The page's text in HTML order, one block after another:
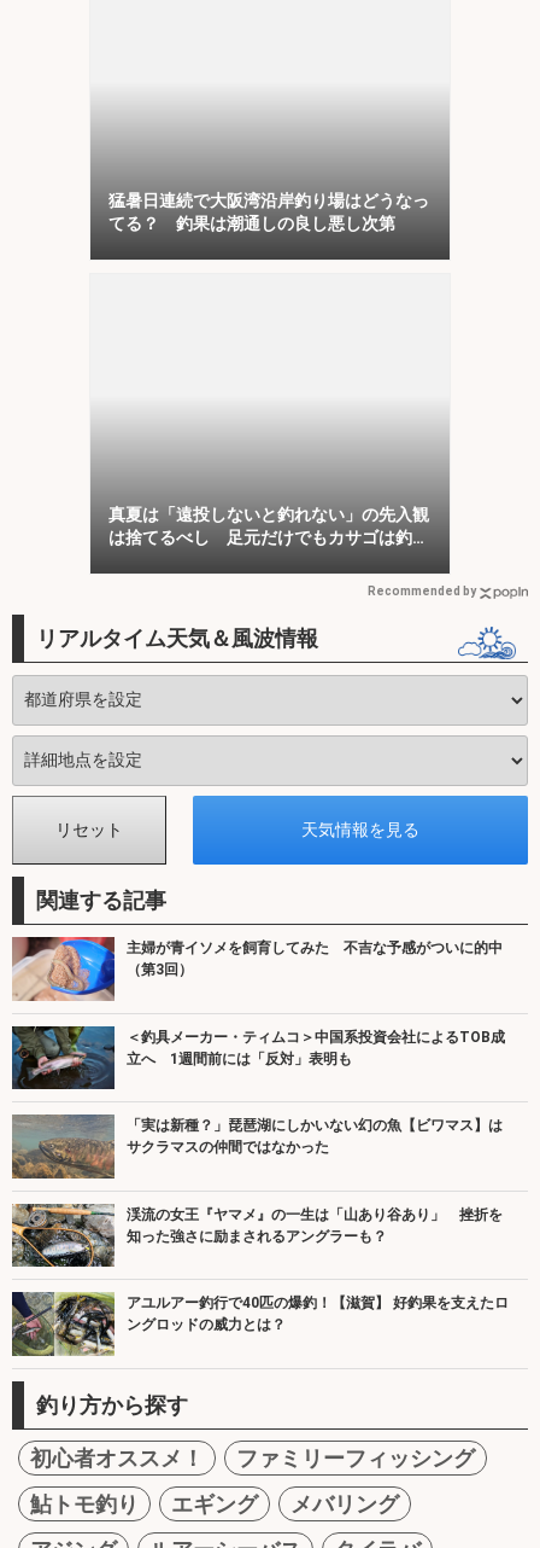
猛暑日連続で大阪湾沿岸釣り場はどうなっ
てる？ 釣果は潮通しの良し悪し次第
真夏は「遠投しないと釣れない」の先入観
は捨てるべし 足元だけでもカサゴは釣れ
Recommended by
リアルタイム天気＆風波情報
関連する記事
主婦が青イソメを飼育してみた 不吉な予感がついに的中
（第3回）
＜釣具メーカー・ティムコ＞中国系投資会社によるTOB成
立へ 1週間前には「反対」表明も
「実は新種？」琵琶湖にしかいない幻の魚【ビワマス】は
サクラマスの仲間ではなかった
渓流の女王『ヤマメ』の一生は「山あり谷あり」 挫折を
知った強さに励まされるアングラーも？
アユルアー釣行で40匹の爆釣！【滋賀】 好釣果を支えたロ
ングロッドの威力とは？
釣り方から探す
初心者オススメ！
ファミリーフィッシング
鮎トモ釣り
エギング
メバリング